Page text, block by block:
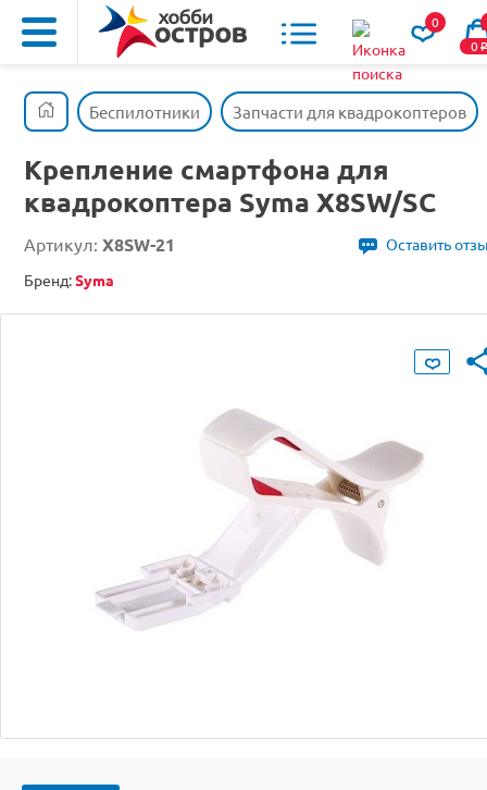
0
0o
Беспилотники Запчасти для квадрокоптеров
Крепление смартфона для
квадрокоптера Syma X8SW/SC
Артикул: X8SW-21
Оставить
Бренд:Syma